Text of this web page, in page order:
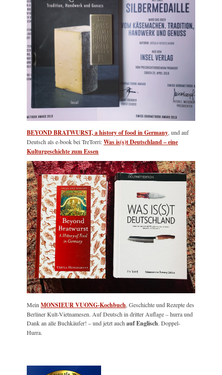
BEYOND BRATWURST, a history of food in Germany , und auf
Deutsch als e-book bei TreTorri:Was is(s)t Deutschland – eine
Kulturgeschichte zum Essen
MeinMONSIEUR VUONG-Kochbuch, Geschichte und Rezepte des
Berliner Kult-Vietnamesen. Auf Deutsch in dritter Auflage – hurra und
Dank an alle Buchkäufer! – und jetzt auchauf Englisch. Doppel-
Hurra.